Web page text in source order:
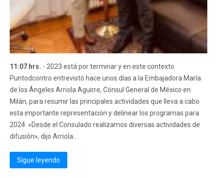
11:07 hrs. - 2023 está por terminar y en este contexto
Puntodcontro entrevistó hace unos días a la Embajadora María
de los Ángeles Arriola Aguirre, Cónsul General de México en
Milán, para resumir las principales actividades que lleva a cabo
esta importante representación y delinear los programas para
2024. «Desde el Consulado realizamos diversas actividades de
difusión», dijo Arriola...
Sigue leyendo